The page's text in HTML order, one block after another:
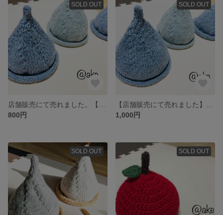
SOLD OUT
800円
SOLD OUT
1,000円
SOLD OUT SOLD OUT